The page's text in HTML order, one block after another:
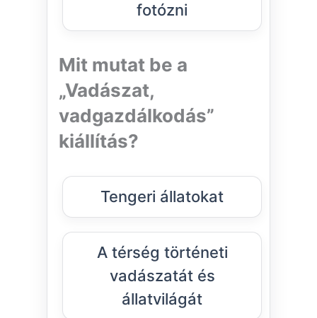
fotózni
Mit mutat be a
„Vadászat,
vadgazdálkodás”
kiállítás?
Tengeri állatokat
A térség történeti
vadászatát és
állatvilágát